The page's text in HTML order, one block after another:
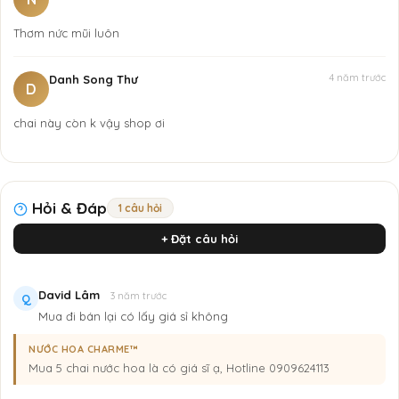
Charme Guility 100ml
Hơn thế nữa, Charme Guility
cũng khá phù hợp với những anh
chàng thích bay bổng, rong ruổi phiêu du khắp chốn đó đây,
Thơm nức mũi luôn
D
Danh Song Thư 4 năm trước
chai này còn k vậy shop ơi
Hỏi & Đáp 1 câu hỏi
+ Đặt câu hỏi
Q David Lâm 3 năm trước
Mua đi bán lại có lấy giá sỉ không
NƯỚC HOA CHARME™
Mua 5 chai nước hoa là có giá sĩ ạ, Hotline 0909624113